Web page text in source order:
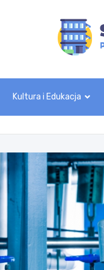
Kultura i Edukacja